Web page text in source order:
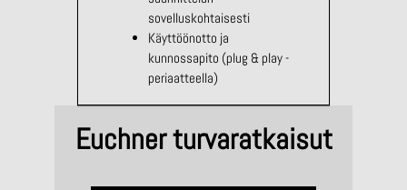
sovelluskohtaisesti
Käyttöönotto ja
kunnossapito (plug & play -
periaatteella)
Euchner turvaratkaisut